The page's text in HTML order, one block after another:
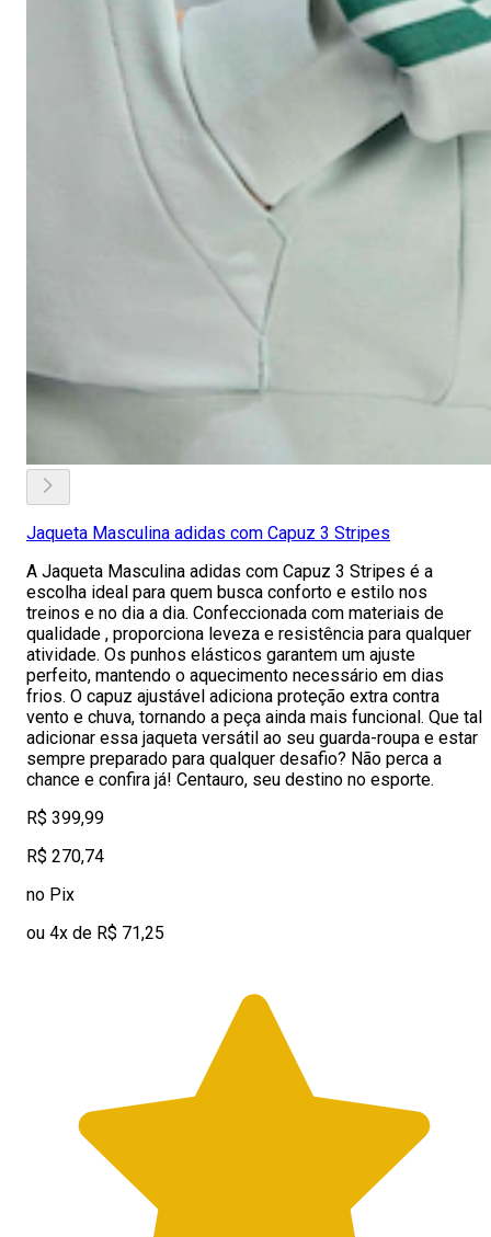
Jaqueta Masculina adidas com Capuz 3 Stripes
A Jaqueta Masculina adidas com Capuz 3 Stripes é a
escolha ideal para quem busca conforto e estilo nos
treinos e no dia a dia. Confeccionada com materiais de
qualidade , proporciona leveza e resistência para qualquer
atividade. Os punhos elásticos garantem um ajuste
perfeito, mantendo o aquecimento necessário em dias
frios. O capuz ajustável adiciona proteção extra contra
vento e chuva, tornando a peça ainda mais funcional. Que tal
adicionar essa jaqueta versátil ao seu guarda-roupa e estar
sempre preparado para qualquer desafio? Não perca a
chance e confira já! Centauro, seu destino no esporte.
R$ 399,99
R$ 270,74
no Pix
ou 4x de R$ 71,25